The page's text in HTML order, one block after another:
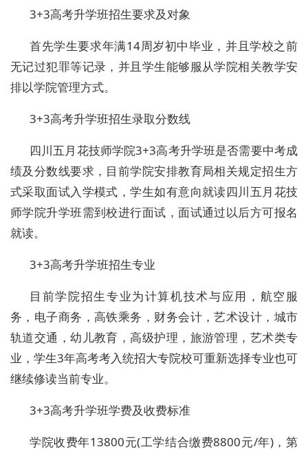
3+3高考升学班招生要求及对象
首先学生要求年满14周岁初中毕业，并且学校之前
无记过犯罪等记录，并且学生能够服从学院相关教学安
排以学院管理方式。
3+3高考升学班招生录取分数线
四川五月花技师学院3+3高考升学班是否需要中考成
绩及分数线要求，目前学院安排教育局相关规定招生方
式采取面试入学模式，学生如有意向就读四川五月花技
师学院升学班需到校进行面试，面试通过以后方可报名
就读。
3+3高考升学班招生专业
目前学院招生专业为计算机技术与应用，航空服
务，电子商务，高铁乘务，财务会计，艺术设计，城市
轨道交通，幼儿教育，高级护理，旅游管理，艺术类专
业，学生3年高考考入统招大专院校可重新选择专业也可
继续修读当前专业。
3+3高考升学班学费及收费标准
学院收费年13800元(工学结合缴费8800元/年)，第